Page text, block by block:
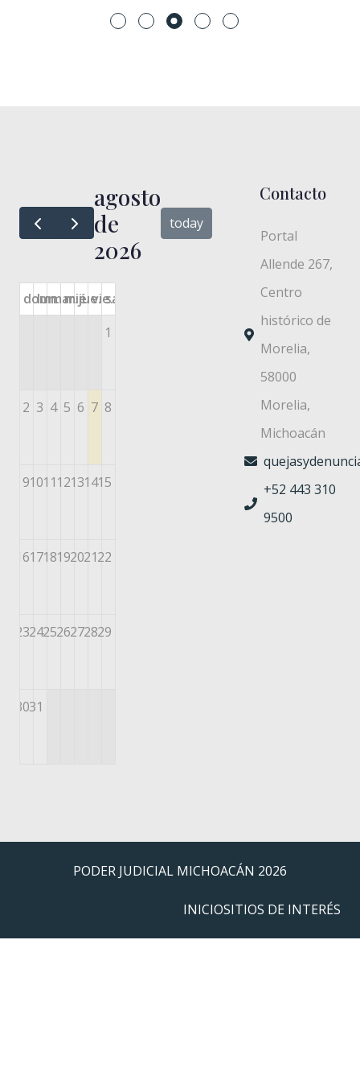
agosto
de
2026
today
dom.
lun.mar.mié.jue.vie.sáb.
1
2 3 4 5 6 7 8
9101112131415
16171819202122
23242526272829
3031
Contacto
Portal
Allende 267,
Centro
histórico de
Morelia,
58000
Morelia,
Michoacán
+52 443 310
9500
PODER JUDICIAL MICHOACÁN 2026
INICIOSITIOS DE INTERÉS